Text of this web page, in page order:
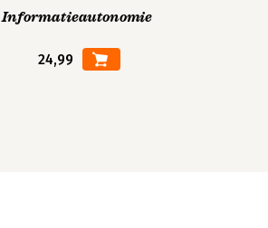
Informatieautonomie
24,99